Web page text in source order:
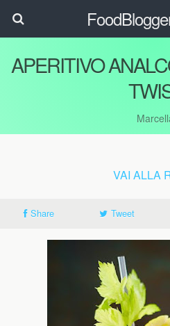
APERITIVO
VAI ALLA
Share Tweet